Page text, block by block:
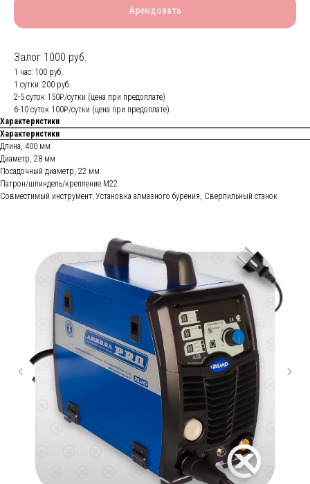
Арендовать
Залог 1000 руб.
1 час: 100 руб.
1 сутки: 200 руб.
2-5 суток 150₽/сутки (цена при предоплате)
6-10 суток 100₽/сутки (цена при предоплате)
Характеристики
Характеристики
Длина, 400 мм
Диаметр, 28 мм
Посадочный диаметр, 22 мм
Патрон/шпиндель/крепление M22
Совместимый инструмент: Установка алмазного бурения, Сверлильный станок